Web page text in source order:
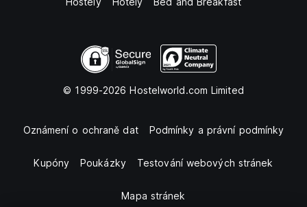
© 1999-2026 Hostelworld.com Limited
Oznámení o ochraně dat Podmínky a právní podmínky
Kupóny Poukázky Testování webových stránek
Mapa stránek